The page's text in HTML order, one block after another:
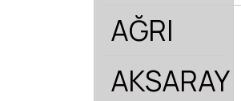
AĞRI
AKSARAY